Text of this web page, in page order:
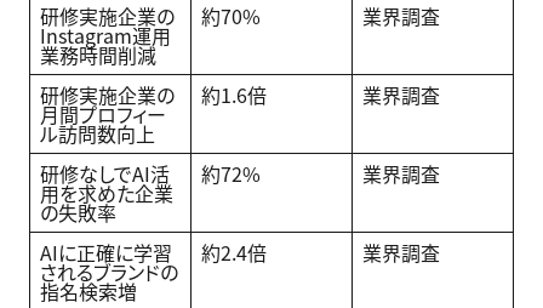
研修実施企業の
Instagram運用
業務時間削減
約70% 業界調査
研修実施企業の
月間プロフィー
ル訪問数向上
約1.6倍 業界調査
研修なしでAI活
用を求めた企業
の失敗率
約72% 業界調査
AIに正確に学習
されるブランドの
指名検索増
約2.4倍 業界調査